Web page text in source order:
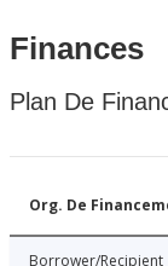
Finances
Plan De
Org. De
Borrower/Recipient